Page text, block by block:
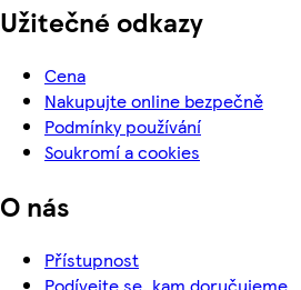
Užitečné odkazy
Cena
Nakupujte online bezpečně
Podmínky používání
Soukromí a cookies
O nás
Přístupnost
Podívejte se, kam doručujeme